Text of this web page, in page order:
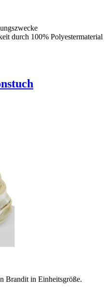
durch 100% Polyestermaterial
Brandit in Einheitsgröße.